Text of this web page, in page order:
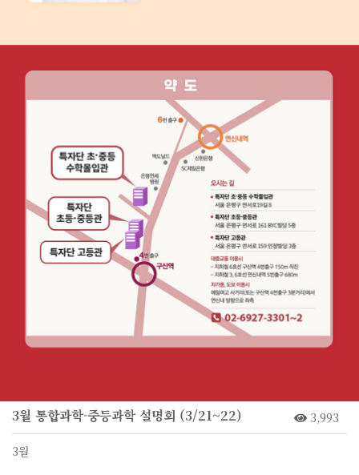
3월 통합과학-중등과학 설명회 (3/21~22) 3,993
3월